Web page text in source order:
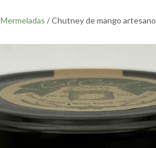
Mermeladas / Chutney de mango artesano